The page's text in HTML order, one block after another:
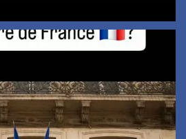
la pire préfecture de France